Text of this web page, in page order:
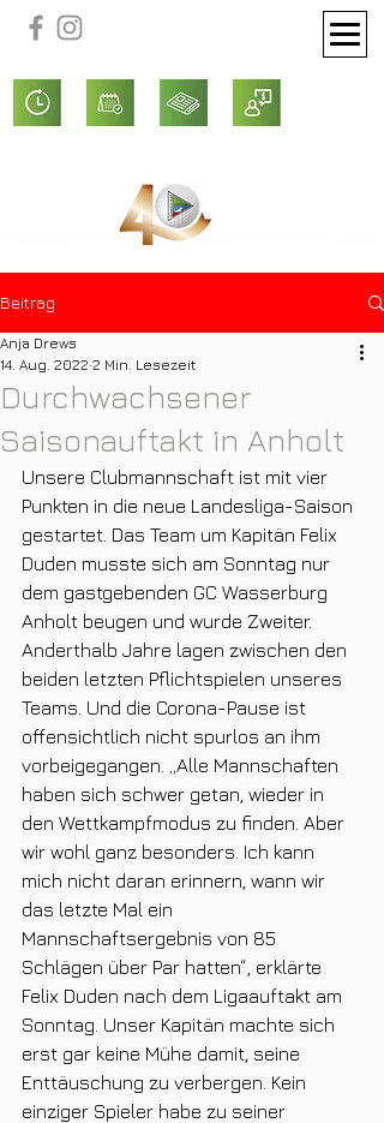
Beitrag
Durchwachsener
Saisonauftakt in Anholt
Anja Drews
14. Aug. 2022 2 Min. Lesezeit
Unsere Clubmannschaft ist mit vier
Punkten in die neue Landesliga-Saison
gestartet. Das Team um Kapitän Felix
Duden musste sich am Sonntag nur
dem gastgebenden GC Wasserburg
Anholt beugen und wurde Zweiter.
Anderthalb Jahre lagen zwischen den
beiden letzten Pflichtspielen unseres
Teams. Und die Corona-Pause ist
offensichtlich nicht spurlos an ihm
vorbeigegangen. „Alle Mannschaften
haben sich schwer getan, wieder in
den Wettkampfmodus zu finden. Aber
wir wohl ganz besonders. Ich kann
mich nicht daran erinnern, wann wir
das letzte Mal ein
Mannschaftsergebnis von 85
Schlägen über Par hatten“, erklärte
Felix Duden nach dem Ligaauftakt am
Sonntag. Unser Kapitän machte sich
erst gar keine Mühe damit, seine
Enttäuschung zu verbergen. Kein
einziger Spieler habe zu seiner